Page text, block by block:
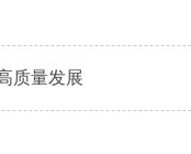
质量发展